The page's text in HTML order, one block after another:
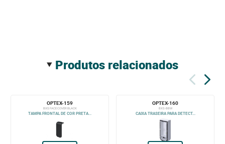
produtos relacionados
OPTEX-159
BXS FACE COVER BLACK
TAMPA FRONTAL DE COR PRETA...
OPTEX-160
BXS-BBW
CAIXA TRASEIRA PARA DETECT...